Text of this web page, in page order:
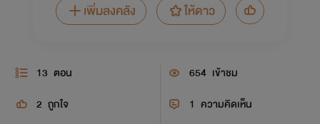
เพิ่มลงคลัง
ให้ดาว
13 ตอน 654 เข้าชม
2 ถูกใจ 1 ความคิดเห็น